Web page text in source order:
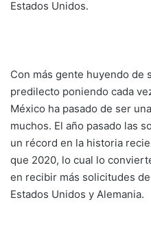
Estados Unidos.
Con más gente huyendo de
predilecto poniendo cada
México ha pasado de ser
muchos. El año pasado las
un récord en la historia
que 2020, lo cual lo
en recibir más solicitudes
Estados Unidos y Alemania.